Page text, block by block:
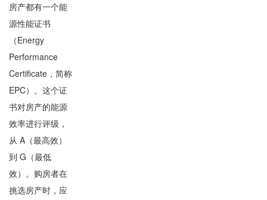
房产都有一个能
源性能证书
（Energy
Performance
Certificate，简称
EPC）。这个证
书对房产的能源
效率进行评级，
从 A（最高效）
到 G（最低
效）。购房者在
挑选房产时，应